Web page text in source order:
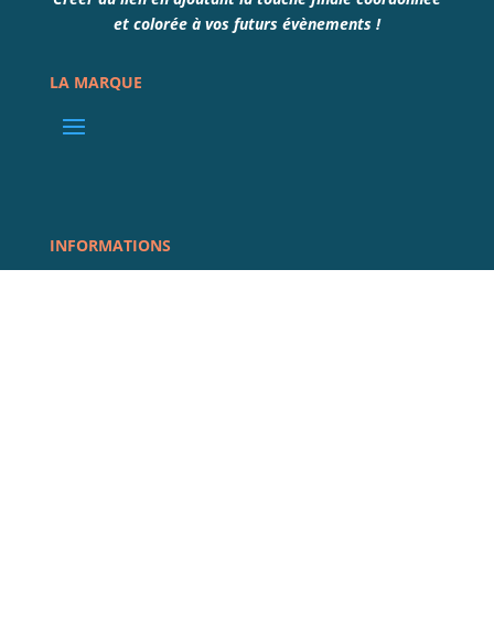
et colorée à vos futurs évènements !
LA MARQUE
INFORMATIONS